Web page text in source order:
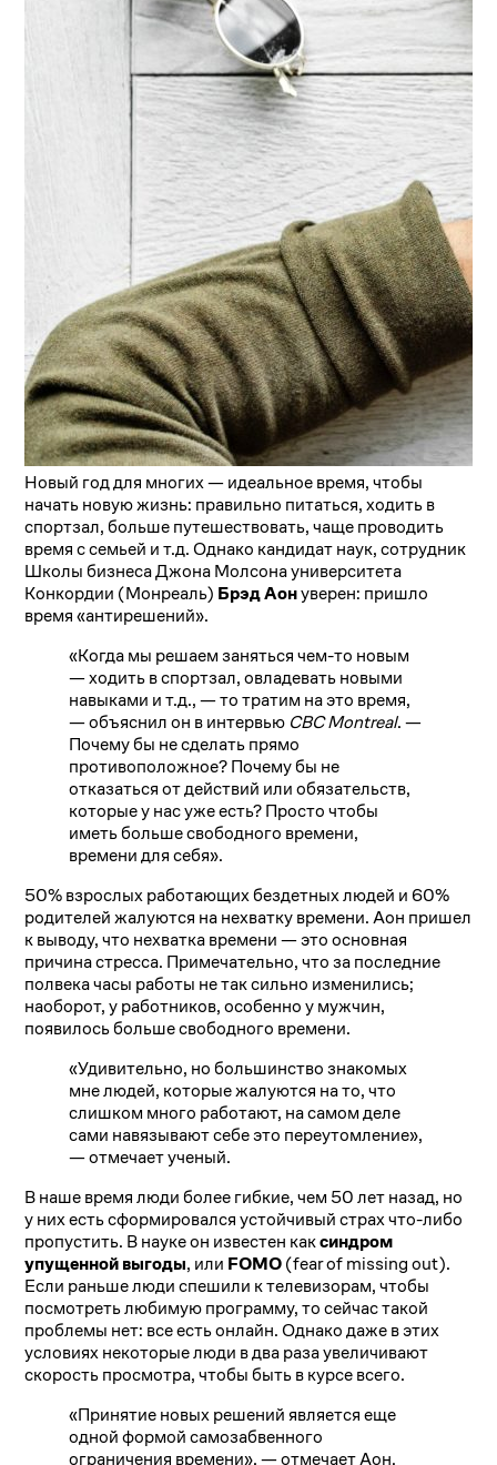
Новый год для многих — идеальное время, чтобы
начать новую жизнь: правильно питаться, ходить в
спортзал, больше путешествовать, чаще проводить
время с семьей и т.д. Однако кандидат наук, сотрудник
Школы бизнеса Джона Молсона университета
Конкордии (Монреаль) Брэд Аонуверен: пришло
время «антирешений».
«Когда мы решаем заняться чем-то новым
— ходить в спортзал, овладевать новыми
навыками и т.д., — то тратим на это время,
— объяснил он в интервью CBC Montreal. —
Почему бы не сделать прямо
противоположное? Почему бы не
отказаться от действий или обязательств,
которые у нас уже есть? Просто чтобы
иметь больше свободного времени,
времени для себя».
50% взрослых работающих бездетных людей и 60%
родителей жалуются на нехватку времени. Аон пришел
к выводу, что нехватка времени — это основная
причина стресса. Примечательно, что за последние
полвека часы работы не так сильно изменились;
наоборот, у работников, особенно у мужчин,
появилось больше свободного времени.
«Удивительно, но большинство знакомых
мне людей, которые жалуются на то, что
слишком много работают, на самом деле
сами навязывают себе это переутомление»,
— отмечает ученый.
В наше время люди более гибкие, чем 50 лет назад, но
у них есть сформировался устойчивый страх что-либо
пропустить. В науке он известен каксиндром
упущенной выгоды, или FOMO(fear of missing out).
Если раньше люди спешили к телевизорам, чтобы
посмотреть любимую программу, то сейчас такой
проблемы нет: все есть онлайн. Однако даже в этих
условиях некоторые люди в два раза увеличивают
скорость просмотра, чтобы быть в курсе всего.
«Принятие новых решений является еще
одной формой самозабвенного
ограничения времени», — отмечает Аон.